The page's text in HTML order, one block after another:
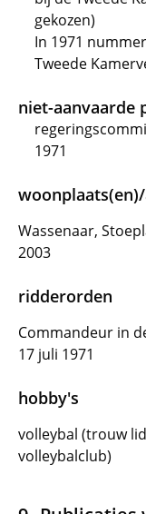
gekozen)
In 1971
Tweede
niet-aanvaarde
1971
Wassenaar,
2003
ridderorden
Commandeur in
17 juli 1971
hobby's
volleybal (trouw
volleybalclub)